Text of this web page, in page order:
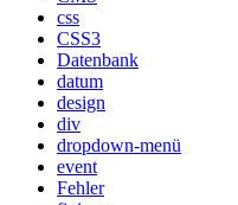
css
CSS3
Datenbank
datum
design
div
dropdown-menü
event
Fehler